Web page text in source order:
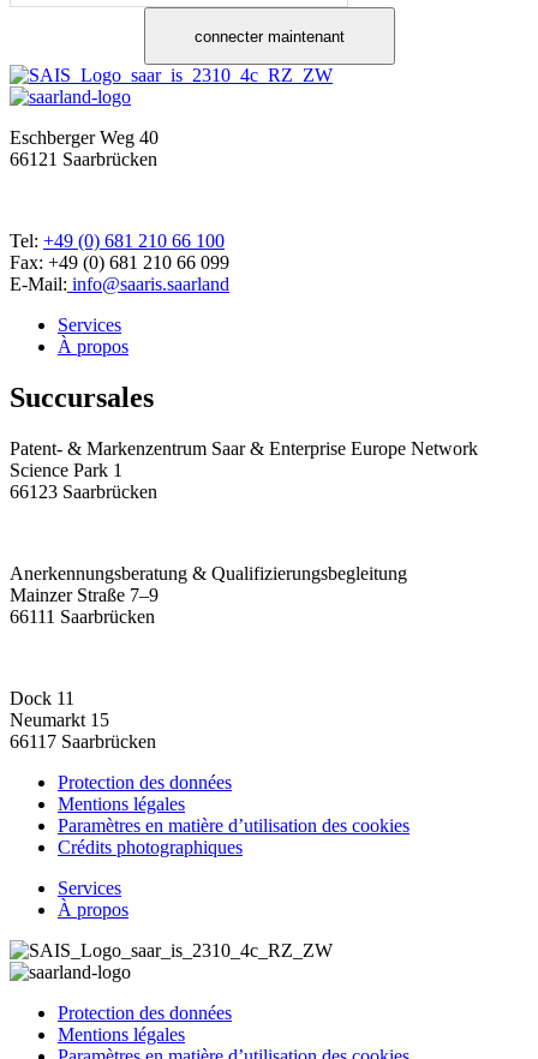
connecter maintenant
Eschberger Weg 40
66121 Saarbrücken
Tel: +49 (0) 681 210 66 100
Fax: +49 (0) 681 210 66 099
E-Mail: info@saaris.saarland
Services
À propos
Succursales
Patent- & Markenzentrum Saar & Enterprise Europe Network
Science Park 1
66123 Saarbrücken
Anerkennungsberatung & Qualifizierungsbegleitung
Mainzer Straße 7–9
66111 Saarbrücken
Dock 11
Neumarkt 15
66117 Saarbrücken
Protection des données
Mentions légales
Paramètres en matière d’utilisation des cookies
Crédits photographiques
Services
À propos
Protection des données
Mentions légales